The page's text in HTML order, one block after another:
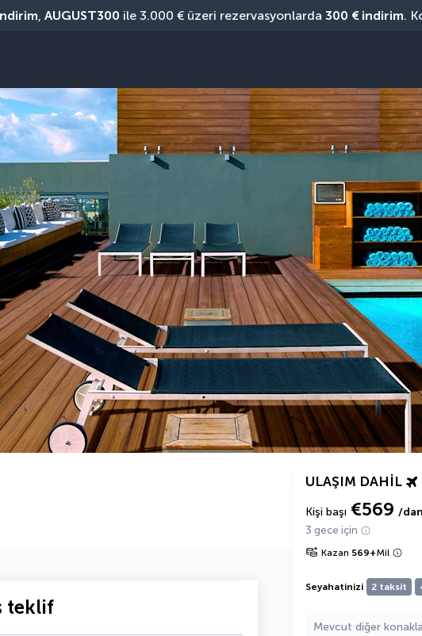
, AUGUST300 ile 3.000 € üzeri rezervasyonlarda 300 € indirim.
ULAŞIM DAHIL
Kişi başı €569 /
3 gece için
Kazan 569+Mil
Seyahatinizi 2 taksit
Mevcut diğer
teklif